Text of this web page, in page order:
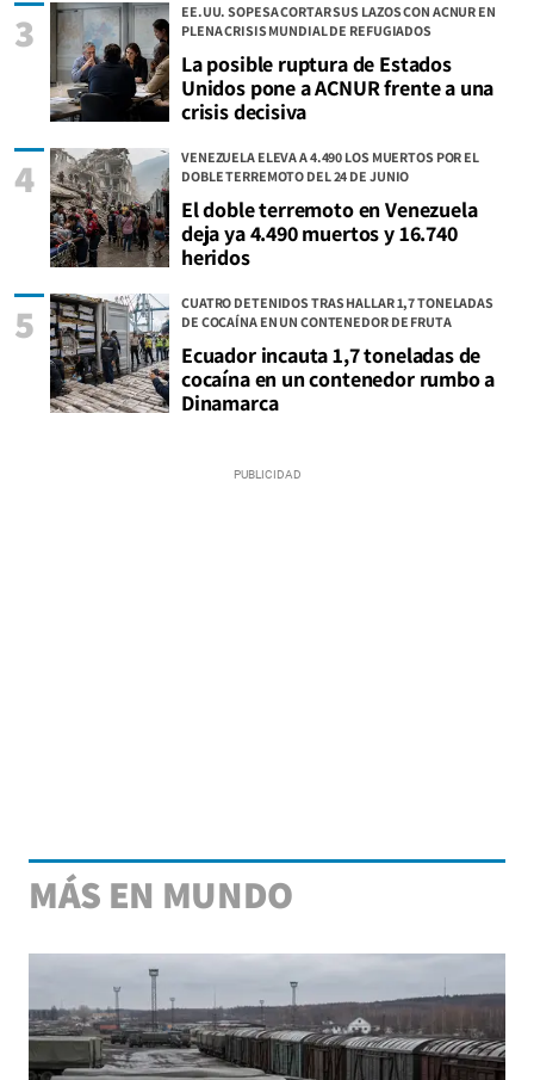
EE.UU. SOPESA CORTAR SUS LAZOS CON ACNUR EN
PLENA CRISIS MUNDIAL DE REFUGIADOS
La posible ruptura de Estados
Unidos pone a ACNUR frente a una
crisis decisiva
3
VENEZUELA ELEVA A 4.490 LOS MUERTOS POR EL
DOBLE TERREMOTO DEL 24 DE JUNIO
El doble terremoto en Venezuela
deja ya 4.490 muertos y 16.740
heridos
4
CUATRO DETENIDOS TRAS HALLAR 1,7 TONELADAS
DE COCAÍNA EN UN CONTENEDOR DE FRUTA
Ecuador incauta 1,7 toneladas de
cocaína en un contenedor rumbo a
Dinamarca
5
MÁS EN MUNDO